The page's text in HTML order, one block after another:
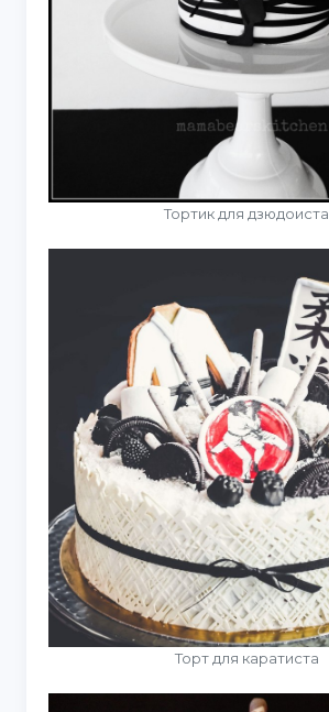
Тортик для дзюдоиста
Торт для каратиста